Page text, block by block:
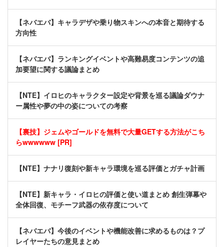
【ネバエバ】キャラデザや乗り物スキンへの本音と期待する
方向性
【ネバエバ】ランキングイベントや高難易度コンテンツの追
加要望に関する議論まとめ
【NTE】イロヒのキャラクター設定や背景を巡る議論ダウナ
ー属性や夢の中の姿についての考察
【裏技】ジェムやゴールドを無料で大量GETする方法がこち
らwwwwww [PR]
【NTE】ナナリ復刻や新キャラ環境を巡る評価とガチャ計画
【NTE】新キャラ・イロヒの評価と使い道まとめ 創生弾幕や
全体回復、モチーフ武器の依存度について
【ネバエバ】今後のイベントや機能改善に求めるものは？プ
レイヤーたちの意見まとめ